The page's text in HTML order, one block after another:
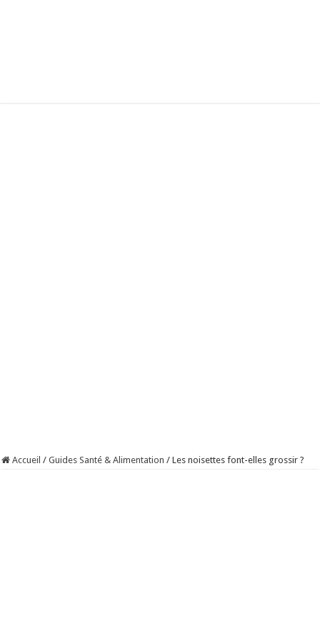
Accueil / Guides Santé & Alimentation / Les noisettes font-elles grossir ?